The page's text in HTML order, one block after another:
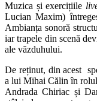
Muzica și exercițiile
Lucian Maxim)
Ambianța sonoră
iar trapele din scenă
ale văzduhului.
De reținut, din acest
a lui Mihai Călin în
Andrada Chiriac și